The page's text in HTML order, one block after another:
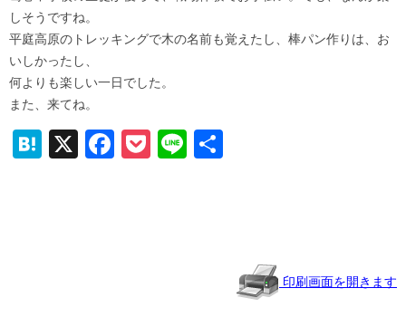
しそうですね。
平庭高原のトレッキングで木の名前も覚えたし、棒パン作りは、お
いしかったし、
何よりも楽しい一日でした。
また、来てね。
H
X
F
P
Li
印刷画面を開きます